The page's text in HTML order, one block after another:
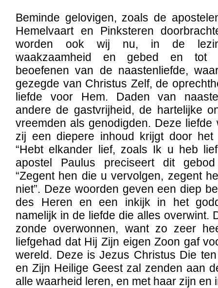
Beminde gelovigen, zoals de
Hemelvaart en Pinksteren
worden ook wij nu, in de
waakzaamheid en gebed en tot
beoefenen van de naastenliefde,
gezegde van Christus Zelf, de
liefde voor Hem. Daden van
andere de gastvrijheid, de hartelijke
vreemden als genodigden. Deze liefde
zij een diepere inhoud krijgt door
“Hebt elkander lief, zoals Ik u heb
apostel Paulus preciseert dit
“Zegent hen die u vervolgen, zegent
niet”. Deze woorden geven een diep
des Heren en een inkijk in het
namelijk in de liefde die alles overwint.
zonde overwonnen, want zo zeer
liefgehad dat Hij Zijn eigen Zoon gaf
wereld. Deze is Jezus Christus Die
en Zijn Heilige Geest zal zenden aan
alle waarheid leren, en met haar zijn en